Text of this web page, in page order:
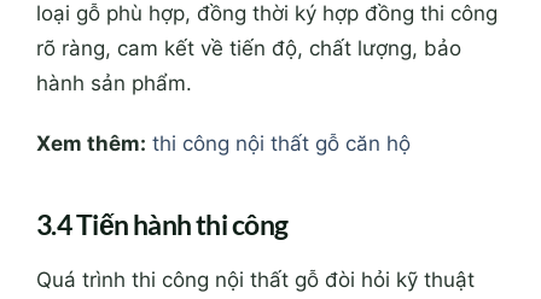
loại gỗ phù hợp, đồng thời ký hợp đồng thi công
rõ ràng, cam kết về tiến độ, chất lượng, bảo
hành sản phẩm.
Xem thêm: thi công nội thất gỗ căn hộ
3.4 Tiến hành thi công
Quá trình thi công nội thất gỗ đòi hỏi kỹ thuật